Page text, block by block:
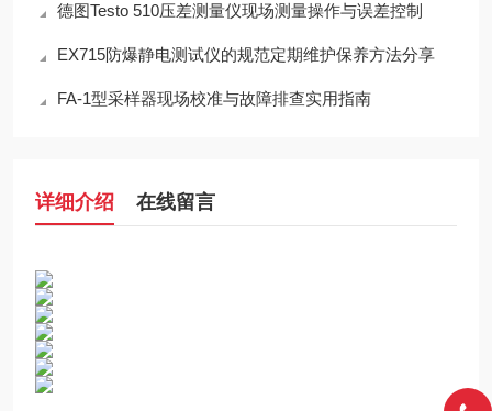
德图Testo 510压差测量仪现场测量操作与误差控制
EX715防爆静电测试仪的规范定期维护保养方法分享
FA-1型采样器现场校准与故障排查实用指南
详细介绍 在线留言